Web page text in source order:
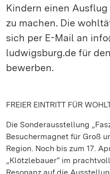
Kindern einen
zu machen. Die
sich per E-Mail an
ludwigsburg.de für
bewerben.
FREIER EINTRITT FÜR
Die Sonderausstellung
Besuchermagnet für Groß
Region. Noch bis zum 17.
„Klötzlebauer“ im